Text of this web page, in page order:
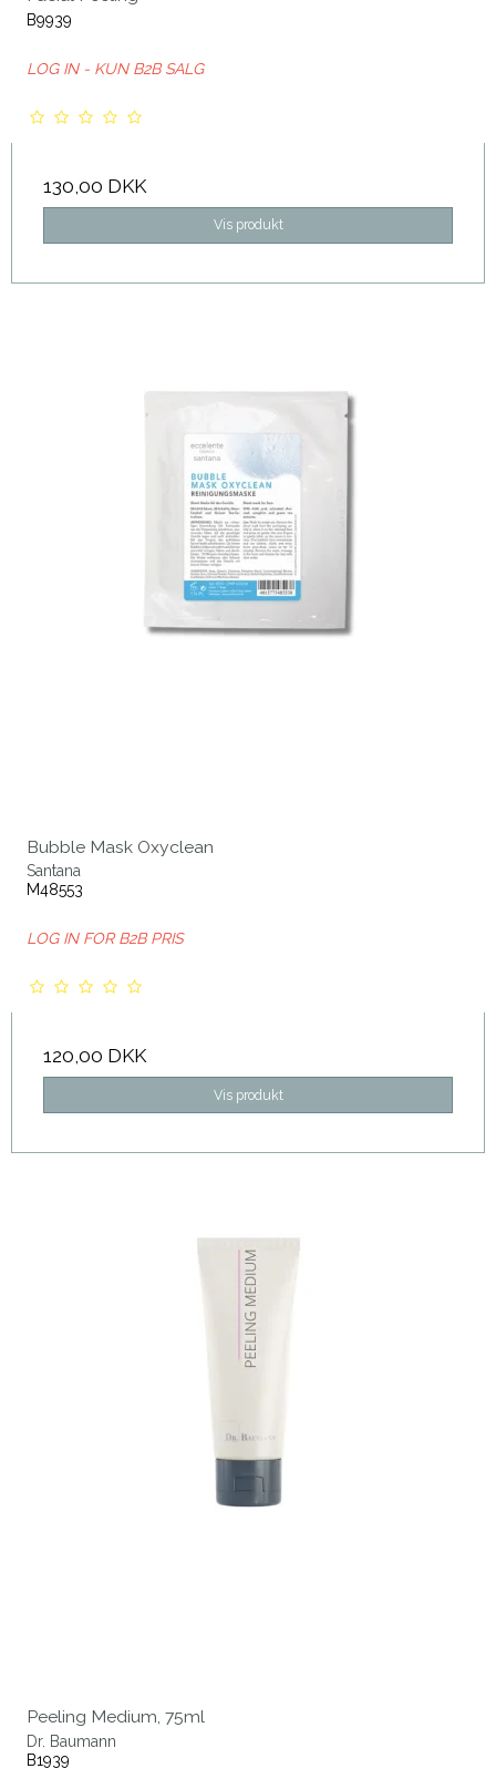
B9939
LOG IN - KUN B2B SALG
130,00 DKK
Vis produkt
Bubble Mask Oxyclean
Santana
M48553
LOG IN FOR B2B PRIS
120,00 DKK
Vis produkt
Peeling Medium, 75ml
Dr. Baumann
B1939